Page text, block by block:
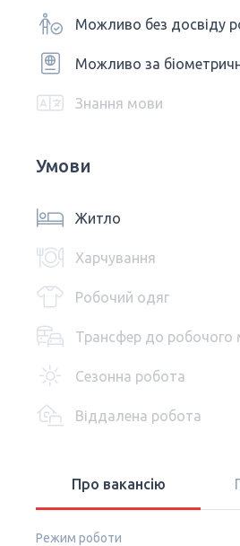
Можливо без досвіду
Можливо за
Знання мови
Умови
Житло
Харчування
Робочий одяг
Трансфер до робочого
Сезонна робота
Віддалена робота
Про вакансію
Режим роботи